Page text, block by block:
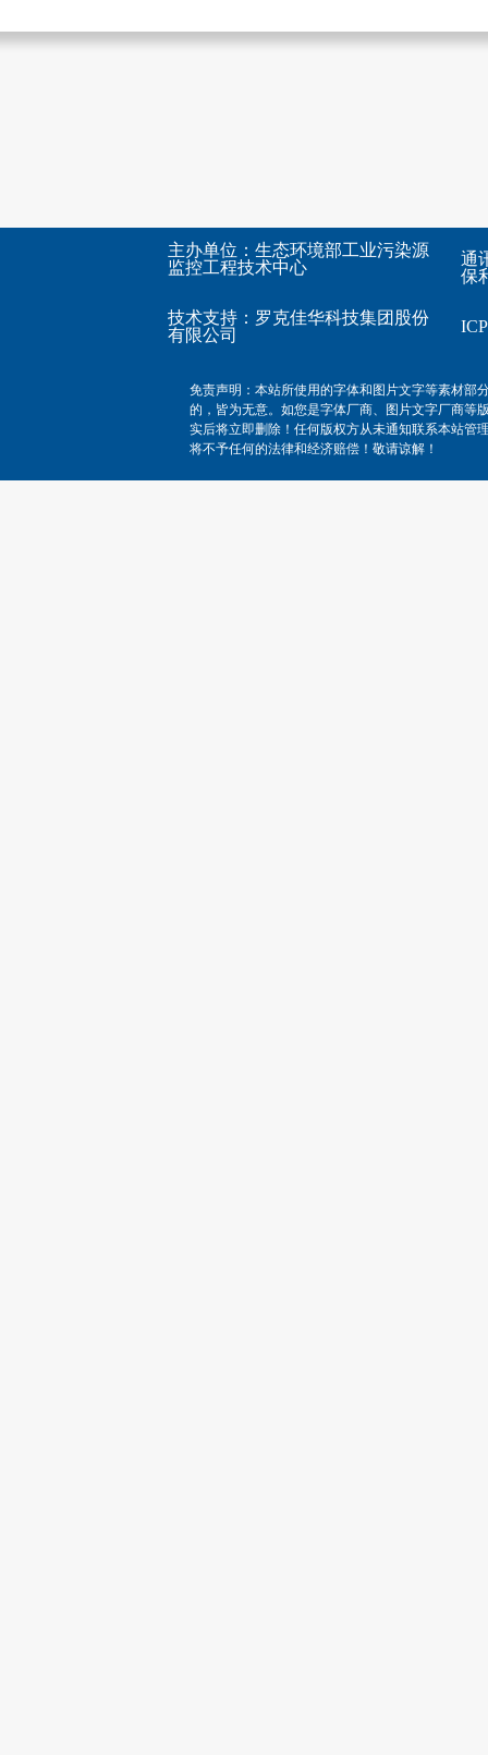
主办单位：生态环境部工业污染源
监控工程技术中心
技术支持： 罗克佳华科技集团股份
有限公司
通
保
免责声明：本站所使用的字体和图片文字等素材部
的，皆为无意。如您是字体厂商、图片文字厂商等
实后将立即删除！任何版权方从未通知联系本站管
将不予任何的法律和经济赔偿！敬请谅解！